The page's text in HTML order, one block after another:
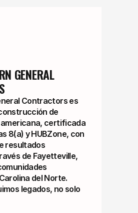
GENERAL
Contractors es
de
certificada
8(a) y HUBZone, con
resultados
de Fayetteville,
del Norte.
legados, no solo